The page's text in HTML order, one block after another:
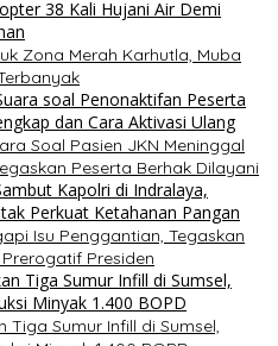
Zona Merah Karhutla, Muba
Soal Pasien JKN Meninggal
Peserta Berhak Dilayani
Isu Penggantian, Tegaskan
Presiden
Tiga Sumur Infill di Sumsel,